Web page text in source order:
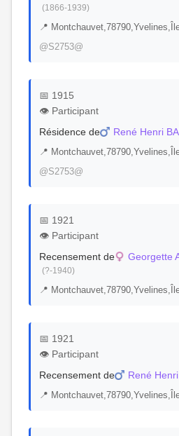
(1866-1939)
📍
@S2753@
📅 1915
👁️ Participant
Résidence de
René Henri
📍
@S2753@
📅 1921
👁️ Participant
Recensement de
Georgette
(?-1940)
📍
📅 1921
👁️ Participant
Recensement de
René
📍